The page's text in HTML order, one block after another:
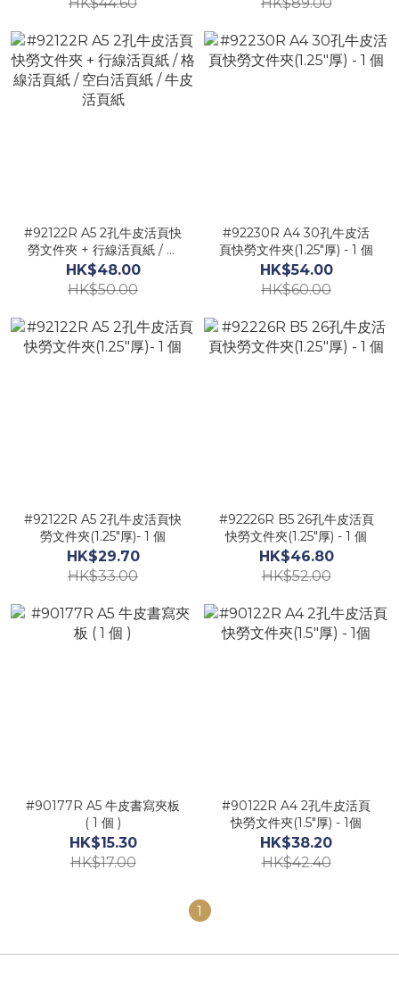
#92122R A5 2孔牛皮活頁快
勞文件夾 + 行線活頁紙 / 格
線活頁紙 / 空白活頁紙 / 牛
皮活頁紙
HK$48.00
HK$50.00
#92230R A4 30孔牛皮活
頁快勞文件夾(1.25"厚) - 1 個
HK$54.00
HK$60.00
#92122R A5 2孔牛皮活頁快
勞文件夾(1.25"厚)- 1 個
HK$29.70
HK$33.00
#92226R B5 26孔牛皮活頁
快勞文件夾(1.25"厚) - 1 個
HK$46.80
HK$52.00
#90177R A5 牛皮書寫夾板
( 1 個 )
HK$15.30
HK$17.00
#90122R A4 2孔牛皮活頁
快勞文件夾(1.5"厚) - 1個
HK$38.20
HK$42.40
1